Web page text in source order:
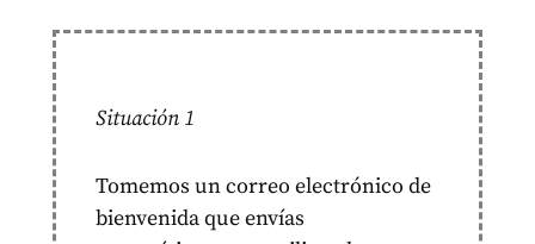
Situación 1
Tomemos un correo electrónico de
bienvenida que envías